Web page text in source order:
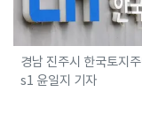
경남 진주시 한국토지
s1 윤일지 기자